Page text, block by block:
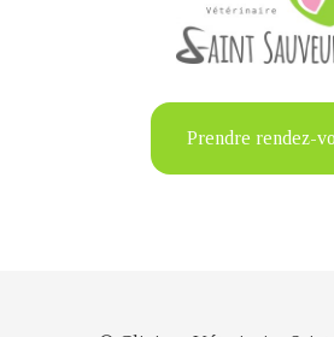
Prendre rendez-